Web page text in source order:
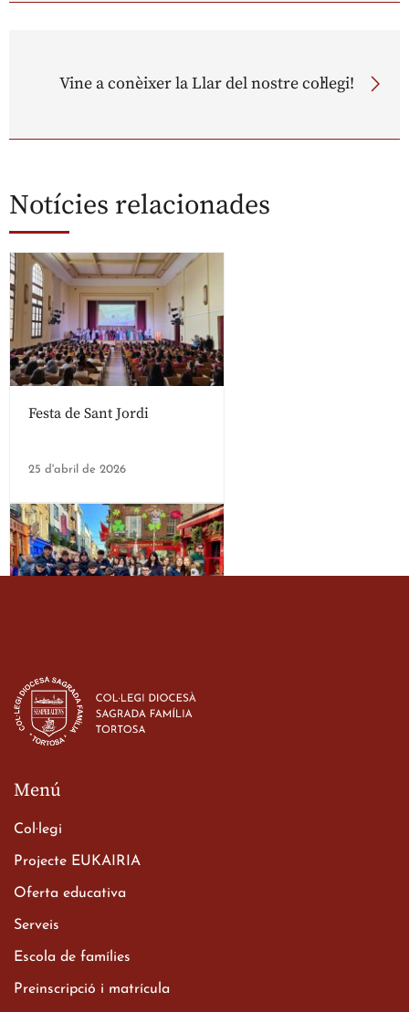
Vine a conèixer la Llar del nostre col·legi!
Notícies relacionades
Festa de Sant Jordi
25 d'abril de 2026
d’ESO-BSD a Irlanda
23 de març de 2026
Xerrada del Sr. Bisbe als
Batxillerat
Menú
Col·legi
Projecte EUKAIRIA
Oferta educativa
Serveis
Escola de famílies
Preinscripció i matrícula